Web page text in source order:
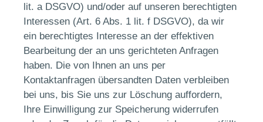
lit. a DSGVO) und/oder auf unseren berechtigten
Interessen (Art. 6 Abs. 1 lit. f DSGVO), da wir
ein berechtigtes Interesse an der effektiven
Bearbeitung der an uns gerichteten Anfragen
haben. Die von Ihnen an uns per
Kontaktanfragen übersandten Daten verbleiben
bei uns, bis Sie uns zur Löschung auffordern,
Ihre Einwilligung zur Speicherung widerrufen